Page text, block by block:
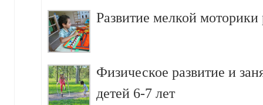
Развитие мелкой моторики
Физическое развитие и
детей 6-7 лет